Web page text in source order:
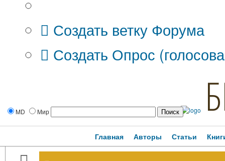
Создать ветку Форума
Создать Опрос
MD Мир
Главная Авторы Статьи